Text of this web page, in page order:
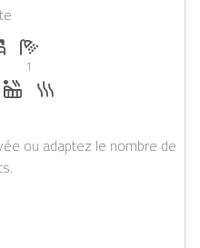
(max): 2
Nombre de chambres: 1
Nombre de salles de bain: 1
1
réservable chez
sur demande
Jacuzzi
ou adaptez le nombre de